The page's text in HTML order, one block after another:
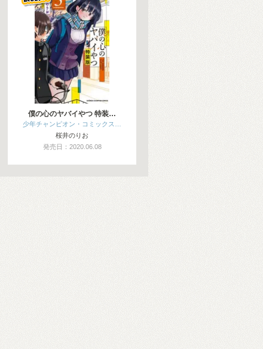
僕の心のヤバイやつ 特装…
少年チャンピオン・コミックス…
桜井のりお
発売日：2020.06.08